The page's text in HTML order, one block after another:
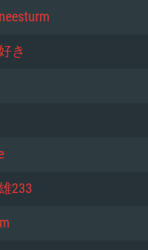
PC
10 (64 bit)
듀얼코어 이상
11 이상을
OS Big Sur 11.0
2.2 GHz의
Linux 중 최신 버
듀얼코어
을 지원하
き
233